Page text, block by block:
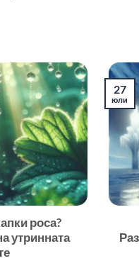
роса?
утринната
27
юли